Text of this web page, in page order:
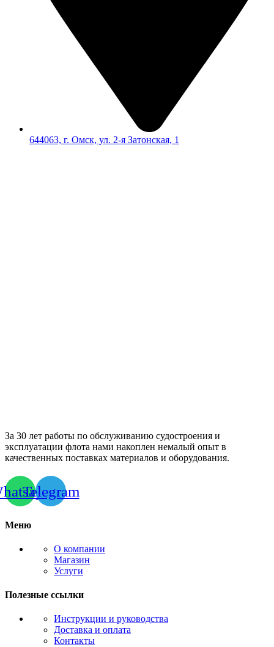
644063, г. Омск, ул. 2-я Затонская, 1
За 30 лет работы по обслуживанию судостроения и
эксплуатации флота нами накоплен немалый опыт в
качественных поставках материалов и оборудования.
Telegram
Меню
О компании
Магазин
Услуги
Полезные ссылки
Инструкции и руководства
Доставка и оплата
Контакты